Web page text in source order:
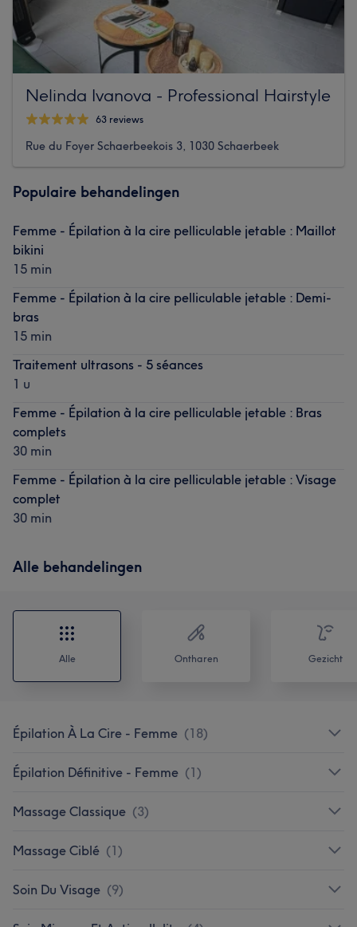
Nelinda Ivanova - Professional Hairstyle
63 reviews
Rue du Foyer Schaerbeekois 3, 1030 Schaerbeek
Populaire behandelingen
Femme - Épilation à la cire pelliculable jetable : Maillot
bikini
15 min
Femme - Épilation à la cire pelliculable jetable : Demi-
bras
15 min
Traitement ultrasons - 5 séances
1 u
Femme - Épilation à la cire pelliculable jetable : Bras
complets
30 min
Femme - Épilation à la cire pelliculable jetable : Visage
complet
30 min
Alle behandelingen
Alle Ontharen Gezicht
Épilation À La Cire - Femme (18)
Épilation Définitive - Femme (1)
Massage Classique (3)
Massage Ciblé (1)
Soin Du Visage (9)